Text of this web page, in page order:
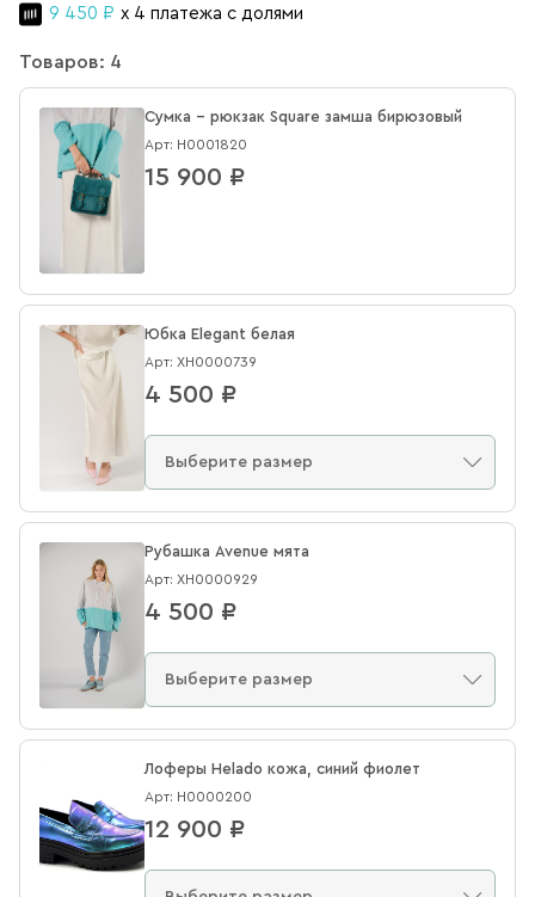
9 450 ₽ x 4 платежа с долями
Товаров: 4
Сумка - рюкзак Square замша бирюзовый
Арт: Н0001820
15 900 ₽
Юбка Elegant белая
Арт: XН0000739
4 500 ₽
Рубашка Avenue мята
Арт: XН0000929
4 500 ₽
Лоферы Helado кожа, синий фиолет
Арт: Н0000200
12 900 ₽